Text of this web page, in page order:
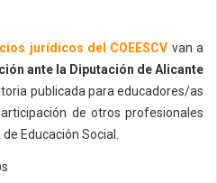
jurídicos del COEESCV van a
ante la Diputación de Alicante
publicada para educadores/as
de otros profesionales
Educación Social.